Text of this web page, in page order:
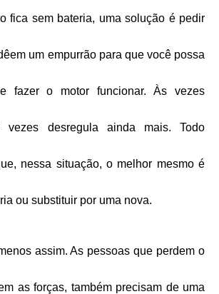
fica sem bateria, uma solução é pedir
um empurrão para que você possa
fazer o motor funcionar. Às vezes
vezes desregula ainda mais. Todo
nessa situação, o melhor mesmo é
ou substituir por uma nova.
assim. As pessoas que perdem o
as forças, também precisam de uma